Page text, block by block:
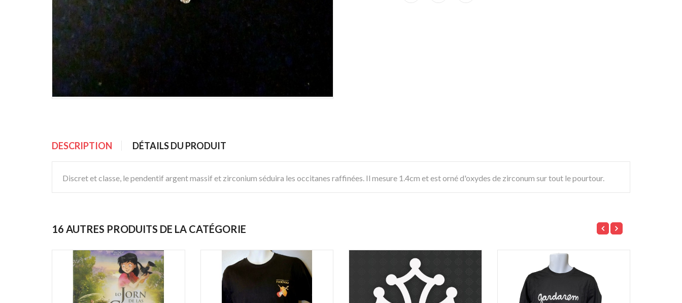
DESCRIPTION DÉTAILS DU PRODUIT
Discret et classe, le pendentif argent massif et zirconium séduira les occitanes raffinées. Il mesure 1.4cm et est orné d'oxydes de zirconum sur tout le pourtour.
16 AUTRES PRODUITS DE LA CATÉGORIE